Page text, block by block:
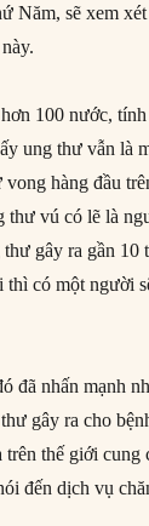
Năm, sẽ xem
100 nước,
ung thư vẫn là
hàng đầu
thư vú có lẽ là
gây ra gần 10
thì có một người
đã nhấn mạnh
gây ra cho
thế giới cung
đến dịch vụ